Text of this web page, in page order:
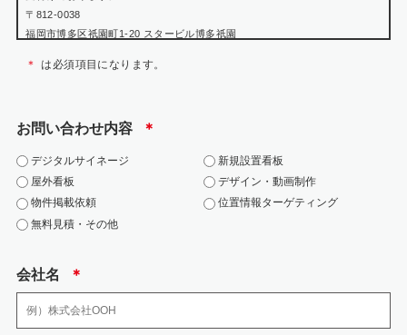
〒812-0038
福岡市博多区祇園町1-20 スタービル博多祇園
TEL:092-402-0699
2.個人情報の利用目的
お問い合わせにおける個人情報は、該当お問い合わせへの対応にのみ利用い
たします。
答えするため
内、提供その他を実施するため
3.個人情報の取り扱いの委託
＊ は必須項目になります。
お問い合わせ内容 ＊
デジタルサイネージ
新規設置看板
屋外看板
デザイン・動画制作
物件掲載依頼
位置情報ターゲティング
無料見積・その他
会社名 ＊